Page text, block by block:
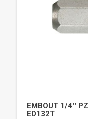
EMBOUT 1/4''
ED132T